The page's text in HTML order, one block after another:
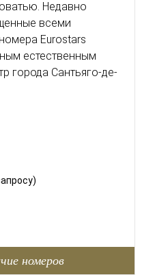
Недавно
всеми
Eurostars
естественным
города Сантьяго-де-
номеров